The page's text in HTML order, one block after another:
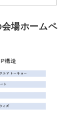
場ホームペ